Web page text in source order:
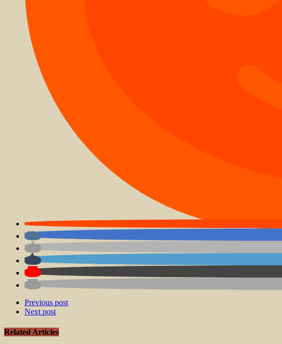
Previous post
Next post
Related Articles